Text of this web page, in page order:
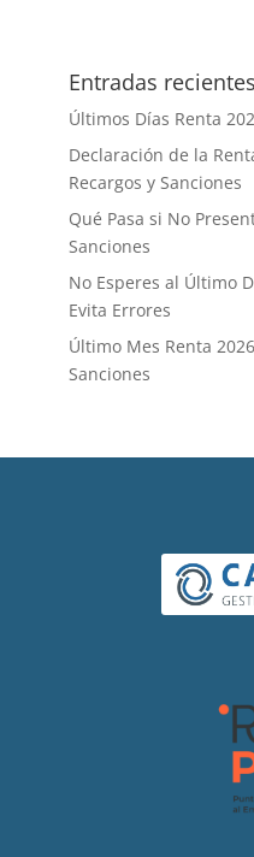
Entradas recientes
Últimos Días Renta
Declaración de la
Recargos y Sanciones
Qué Pasa si No
Sanciones
No Esperes al Último
Evita Errores
Último Mes Renta
Sanciones